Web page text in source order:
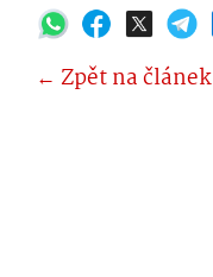
← Zpět na článek